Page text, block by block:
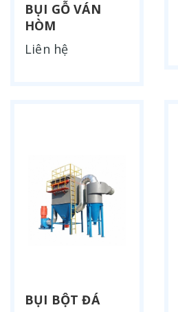
BỤI GỖ VÁN
HÒM
Liên hệ
BỤI BỘT ĐÁ